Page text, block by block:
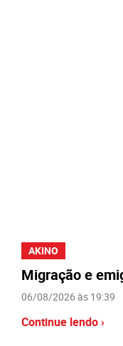
AKINO
Migração e
06/08/2026 às 19:39
Continue lendo ›